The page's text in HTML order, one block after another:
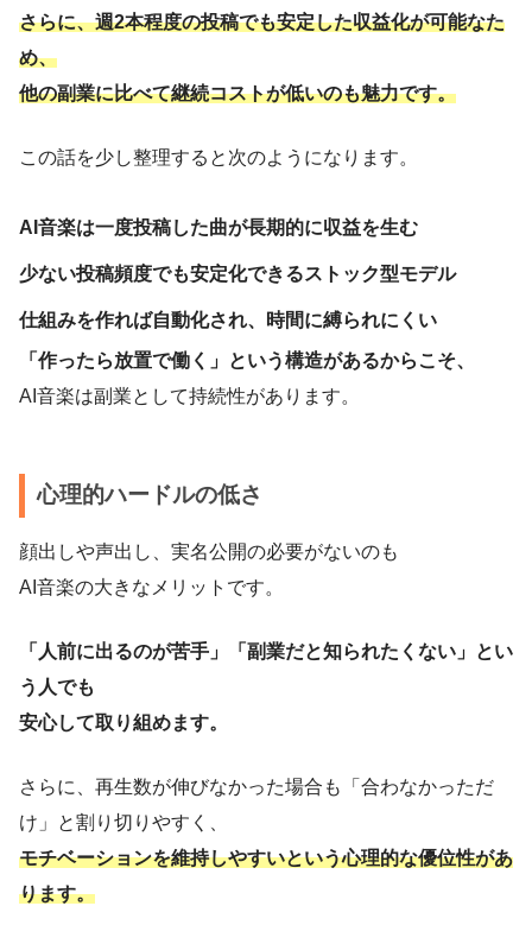
さらに、週2本程度の投稿でも安定した収益化が可能なた
め、
他の副業に比べて継続コストが低いのも魅力です。
この話を少し整理すると次のようになります。
AI音楽は一度投稿した曲が長期的に収益を生む
少ない投稿頻度でも安定化できるストック型モデル
仕組みを作れば自動化され、時間に縛られにくい
「作ったら放置で働く」という構造があるからこそ、
AI音楽は副業として持続性があります。
心理的ハードルの低さ
顔出しや声出し、実名公開の必要がないのも
AI音楽の大きなメリットです。
「人前に出るのが苦手」「副業だと知られたくない」とい
う人でも
安心して取り組めます。
さらに、再生数が伸びなかった場合も「合わなかっただ
け」と割り切りやすく、
モチベーションを維持しやすいという心理的な優位性があ
ります。